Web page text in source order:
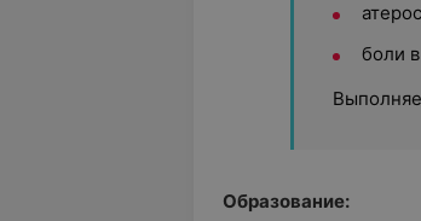
боли
Образование: